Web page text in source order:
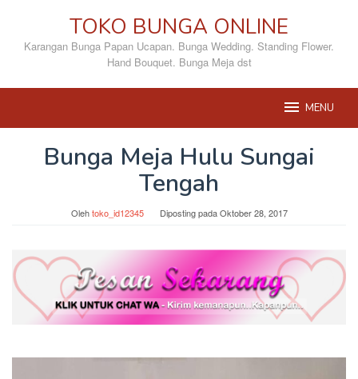
konten
TOKO BUNGA ONLINE
Karangan Bunga Papan Ucapan. Bunga Wedding. Standing Flower.
Hand Bouquet. Bunga Meja dst
MENU
Bunga Meja Hulu Sungai
Tengah
Olehtoko_id12345 Diposting padaOktober 28, 2017